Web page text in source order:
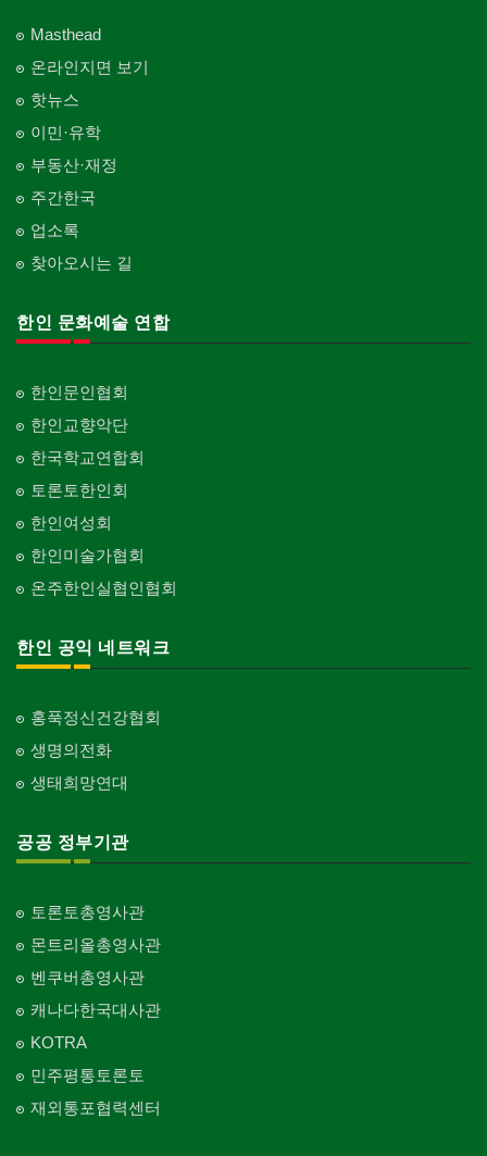
Masthead
온라인지면 보기
핫뉴스
이민·유학
부동산·재정
주간한국
업소록
찾아오시는 길
한인 문화예술 연합
한인문인협회
한인교향악단
한국학교연합회
토론토한인회
한인여성회
한인미술가협회
온주한인실협인협회
한인 공익 네트워크
홍푹정신건강협회
생명의전화
생태희망연대
공공 정부기관
토론토총영사관
몬트리올총영사관
벤쿠버총영사관
캐나다한국대사관
KOTRA
민주평통토론토
재외통포협력센터